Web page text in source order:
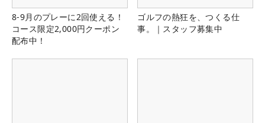
8-9月のプレーに2回使える！
コース限定2,000円クーポン
配布中！
ゴルフの熱狂を、つくる仕
事。｜スタッフ募集中